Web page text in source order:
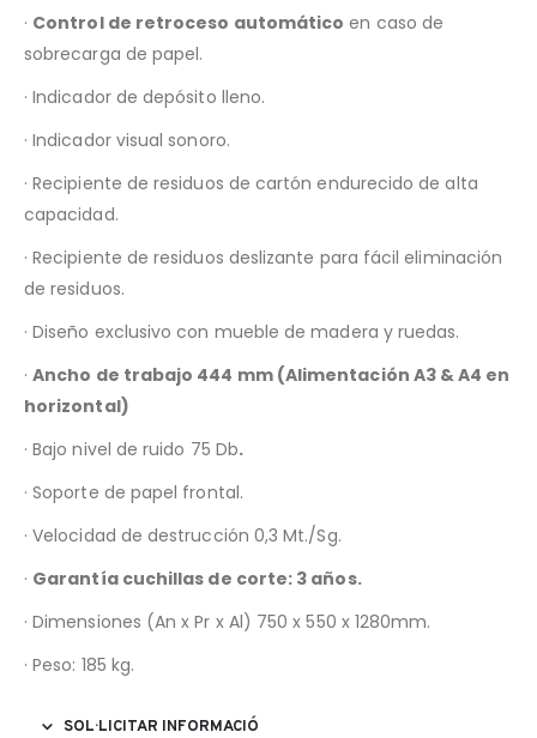
· Control de retroceso automático en caso de
sobrecarga de papel.
· Indicador de depósito lleno.
· Indicador visual sonoro.
· Recipiente de residuos de cartón endurecido de alta
capacidad.
· Recipiente de residuos deslizante para fácil eliminación
de residuos.
· Diseño exclusivo con mueble de madera y ruedas.
·Ancho de trabajo 444 mm (Alimentación A3 & A4 en
horizontal)
· Bajo nivel de ruido 75 Db.
· Soporte de papel frontal.
· Velocidad de destrucción 0,3 Mt./Sg.
· Garantíacuchillas de corte: 3 años.
· Dimensiones (An x Pr x Al) 750 x 550 x 1280mm.
· Peso: 185 kg.
SOL·LICITAR INFORMACIÓ